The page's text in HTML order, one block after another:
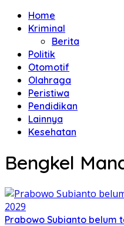
Home
Kriminal
Berita
Politik
Otomotif
Olahraga
Peristiwa
Pendidikan
Lainnya
Kesehatan
Bengkel
Prabowo Subianto belum